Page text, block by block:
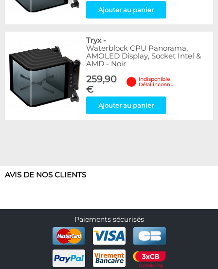
Ajouter au panier
Tryx-
Waterblock CPU Panorama,
AMOLED Display, Socket Intel &
AMD - Noir
259,90
€
Indisponible
Délai inconnu
Ajouter au panier
AVIS DE NOS CLIENTS
Paiements sécurisés